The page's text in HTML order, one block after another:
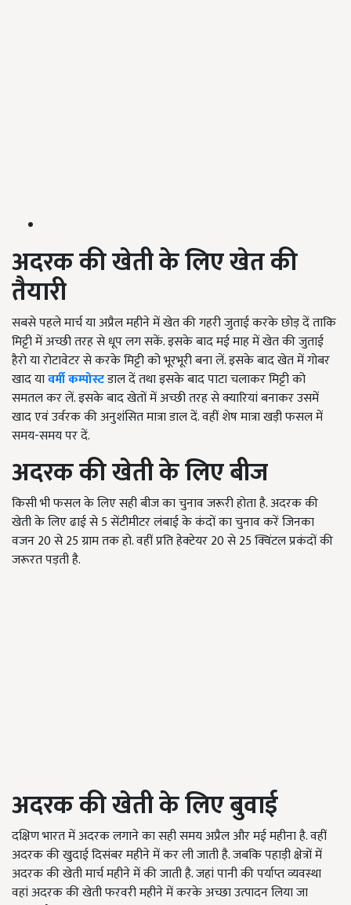
अदरककीखेतीकेलिएखेतकी
तैयारी
सबसे पहले मार्च या अप्रैल महीने में खेत की गहरी जुताई करके छोड़ दें ताकि
मिट्टी में अच्छी तरह से धूप लग सकें. इसके बाद मई माह में खेत की जुताई
हैरो या रोटावेटर से करके मिट्टी को भूरभूरी बना लें. इसके बाद खेत में गोबर
खाद यावर्मी कम्पोस्टडाल दें तथा इसके बाद पाटा चलाकर मिट्टी को
समतल कर लें. इसके बाद खेतों में अच्छी तरह से क्यारियां बनाकर उसमें
खाद एवं उर्वरक की अनुशंसित मात्रा डाल दें. वहीं शेष मात्रा खड़ी फसल में
समय-समय पर दें.
अदरककीखेतीकेलिएबीज
किसी भी फसल के लिए सही बीज का चुनाव जरूरी होता है. अदरक की
खेती के लिए ढाई से 5 सेंटीमीटर लंबाई के कंदों का चुनाव करें जिनका
वजन 20 से 25 ग्राम तक हो. वहीं प्रति हेक्टेयर 20 से 25 क्विंटल प्रकंदों की
जरूरत पड़ती है.
अदरककीखेतीकेलिएबुवाई
दक्षिण भारत में अदरक लगाने का सही समय अप्रैल और मई महीना है. वहीं
अदरक की खुदाई दिसंबर महीने में कर ली जाती है. जबकि पहाड़ी क्षेत्रों में
अदरक की खेती मार्च महीने में की जाती है. जहां पानी की पर्याप्त व्यवस्था
वहां अदरक की खेती फरवरी महीने में करके अच्छा उत्पादन लिया जा